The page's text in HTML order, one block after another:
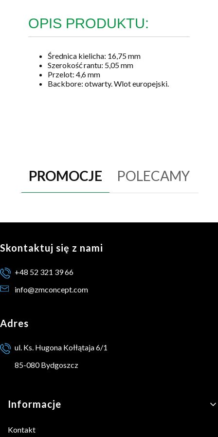
OPIS PRODUKTU:
Średnica kielicha: 16,75 mm
Szerokość rantu: 5,05 mm
Przelot: 4,6 mm
Backbore: otwarty. Wlot europejski.
PROMOCJE POLECAMY
Skontaktuj się z nami
+48 52 321 39 66
info@zmconcept.com
Adres
ul. Ks. Hugona Kołłątaja 6/1
85-080 Bydgoszcz
Linki w stopce
Informacje
Kontakt